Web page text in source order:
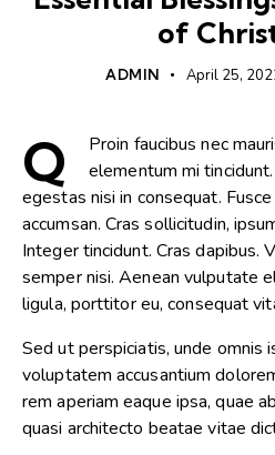
of
ADMIN April 25,
Q
Proin faucibus nec
elementum mi
egestas nisi in consequat.
accumsan. Cras sollicitudin,
Integer tincidunt. Cras dapibus.
semper nisi. Aenean vulputate
ligula, porttitor eu, consequat
Sed ut perspiciatis, unde omnis
voluptatem accusantium
rem aperiam eaque ipsa, quae
quasi architecto beatae vitae